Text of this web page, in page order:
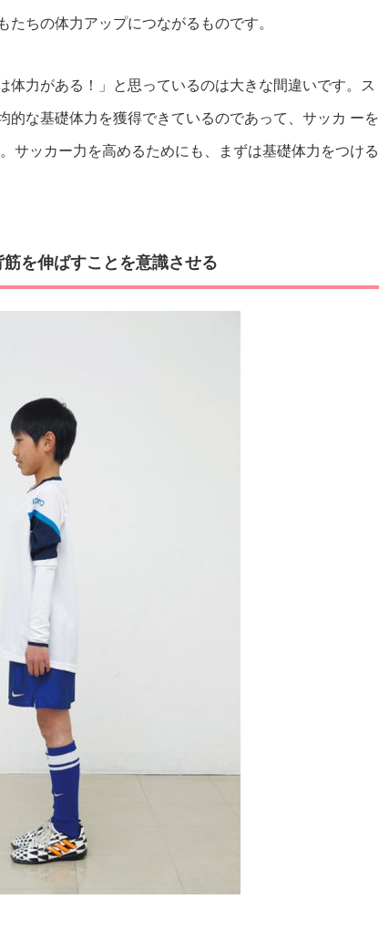
ちの体力アップにつながるものです。
体力がある！」と思っているのは大きな間違いです。ス
的な基礎体力を獲得できているのであって、サッカ ーを
サッカー力を高めるためにも、まずは基礎体力をつける
を伸ばすことを意識させる